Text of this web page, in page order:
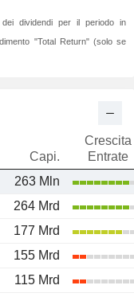
dividendi per il periodo in
"Total Return" (solo se
Capi.
Crescita
Entrate
263 Mln
264 Mrd
177 Mrd
155 Mrd
115 Mrd